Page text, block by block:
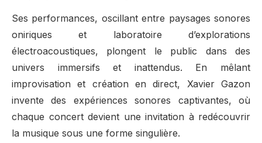
Ses performances, oscillant entre paysages sonores
oniriques et laboratoire d’explorations
électroacoustiques, plongent le public dans des
univers immersifs et inattendus. En mêlant
improvisation et création en direct, Xavier Gazon
invente des expériences sonores captivantes, où
chaque concert devient une invitation à redécouvrir
la musique sous une forme singulière.